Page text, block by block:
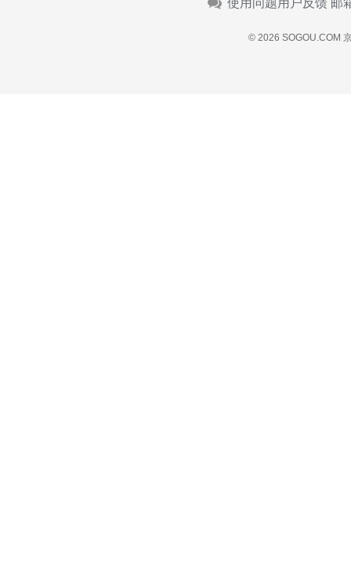
使用问题用户反馈 邮
© 2026 SOGOU.COM